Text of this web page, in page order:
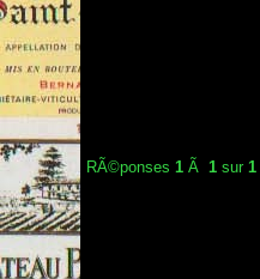
RÃ©ponses1 Ã1 sur1